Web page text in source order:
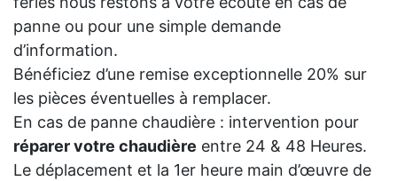
panne ou pour une simple demande
d’information.
Bénéficiez d’une remise exceptionnelle 20% sur
les pièces éventuelles à remplacer.
En cas de panne chaudière : intervention pour
réparer votre chaudière entre 24 & 48 Heures.
Le déplacement et la 1er heure main d’œuvre de